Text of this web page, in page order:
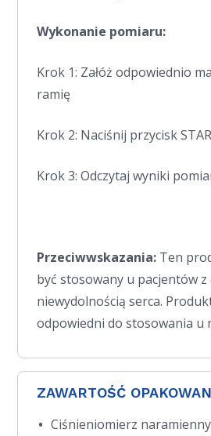
Wykonanie pomiaru:
Krok 1: Załóż odpowiednio
ramię
Krok 2: Naciśnij przycisk
Krok 3: Odczytaj wyniki
Przeciwwskazania: Ten
być stosowany u pacjentów z
niewydolnością serca.
odpowiedni do stosowania u
ZAWARTOŚĆ
Ciśnieniomierz naramienny